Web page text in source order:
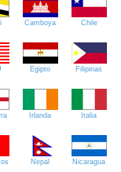
Camboya Chile
Egipto Filipinas
Irlanda Italia
Nepal Nicaragua